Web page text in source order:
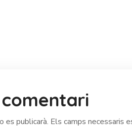
es publicarà. Els camps necessaris